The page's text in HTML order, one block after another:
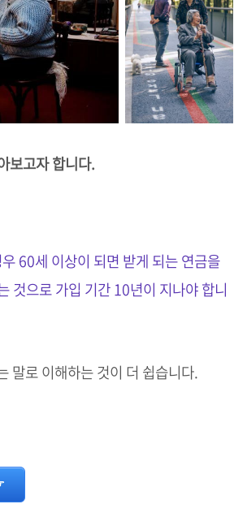
보고자 합니다.
60세 이상이 되면 받게 되는 연금을
것으로 가입 기간 10년이 지나야 합니
말로 이해하는 것이 더 쉽습니다.